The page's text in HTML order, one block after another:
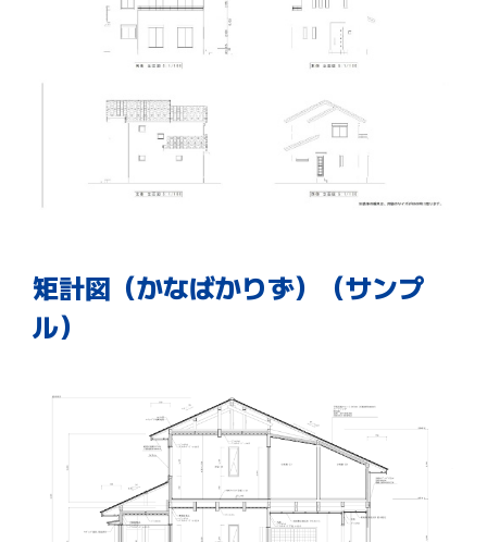
矩計図（かなばかりず）（サンプ
ル）